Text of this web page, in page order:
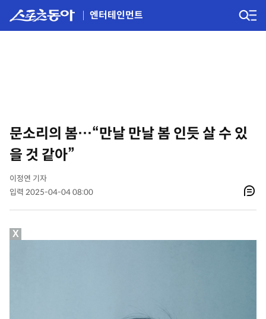
엔터테인먼트
문소리의 봄…“만날 만날 봄 인듯 살 수 있
을 것 같아”
이정연 기자
입력 2025-04-04 08:00
X